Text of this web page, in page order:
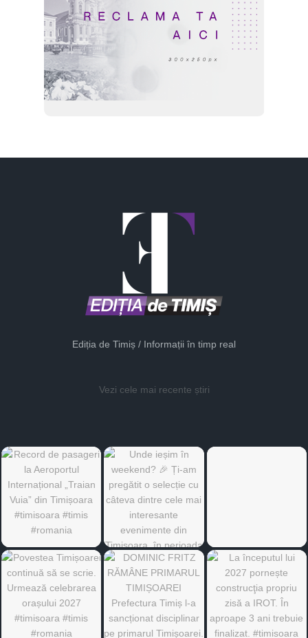
Ediția de Timiș / Informații în timp real
Vezi cele mai recente știri